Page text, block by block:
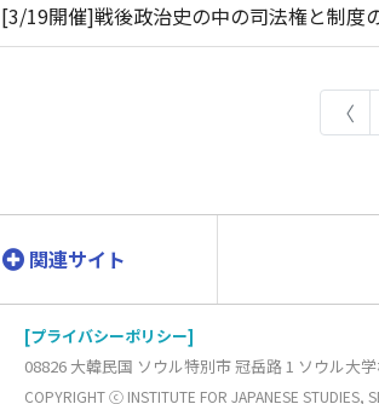
[3/19開催]戦後政治史の中の司法権と制度
〈
関連サイト
[プライバシーポリシー]
08826 大韓民国 ソウル特別市 冠岳路 1 ソウル大
COPYRIGHT ⓒ INSTITUTE FOR JAPANESE STUDIES,